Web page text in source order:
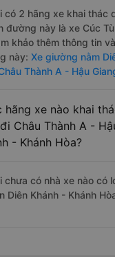
có 2 hãng xe khai thác
đường này là xe Cúc
khảo thêm thông tin
này: Xe giường nằm
Thành A - Hậu
hãng xe nào khai
Châu Thành A -
- Khánh Hòa?
chưa có nhà xe nào có
Diên Khánh - Khánh